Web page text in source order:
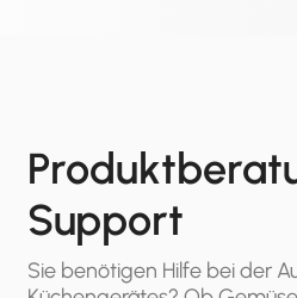
Support
Sie benötigen Hilfe bei der